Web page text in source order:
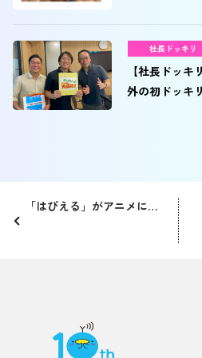
社長ドッキリ
【社長ドッ
外の初ドッキ
「はぴえる」がアニメになりました。